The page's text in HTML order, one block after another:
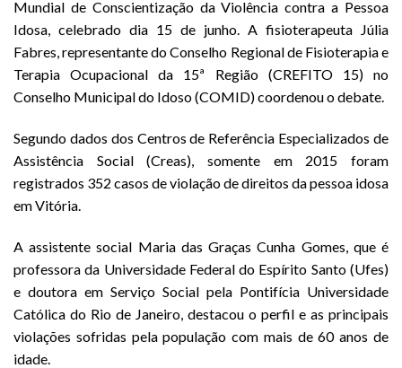
Mundial de Conscientização da Violência contra a Pessoa
Idosa, celebrado dia 15 de junho. A fisioterapeuta Júlia
Fabres, representante do Conselho Regional de Fisioterapia e
Terapia Ocupacional da 15ª Região (CREFITO 15) no
Conselho Municipal do Idoso (COMID) coordenou o debate.
Segundo dados dos Centros de Referência Especializados de
Assistência Social (Creas), somente em 2015 foram
registrados 352 casos de violação de direitos da pessoa idosa
em Vitória.
A assistente social Maria das Graças Cunha Gomes, que é
professora da Universidade Federal do Espírito Santo (Ufes)
e doutora em Serviço Social pela Pontifícia Universidade
Católica do Rio de Janeiro, destacou o perfil e as principais
violações sofridas pela população com mais de 60 anos de
idade.